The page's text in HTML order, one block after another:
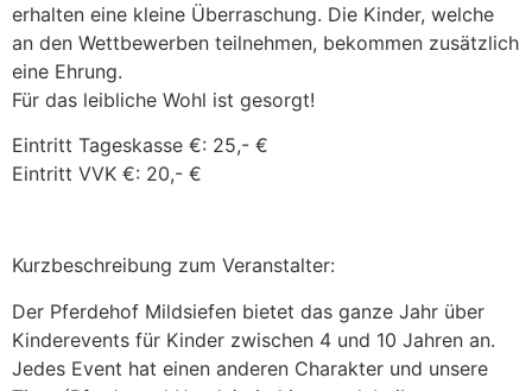
erhalten eine kleine Überraschung. Die Kinder, welche
an den Wettbewerben teilnehmen, bekommen zusätzlich
eine Ehrung.
Für das leibliche Wohl ist gesorgt!
Eintritt Tageskasse €: 25,- €
Eintritt VVK €: 20,- €
Kurzbeschreibung zum Veranstalter:
Der Pferdehof Mildsiefen bietet das ganze Jahr über
Kinderevents für Kinder zwischen 4 und 10 Jahren an.
Jedes Event hat einen anderen Charakter und unsere